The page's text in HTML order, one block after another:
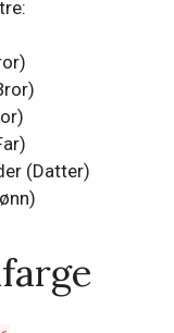
(Datter)